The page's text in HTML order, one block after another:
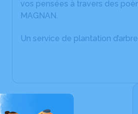
vos pensées à travers des
MAGNAN.
Un service de plantation